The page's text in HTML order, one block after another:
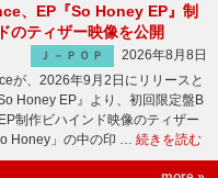
、EP『So Honey EP』制
のティザー映像を公開
Ｊ－ＰＯＰ
2026年8月8日
が、2026年9月2日にリリースと
Honey EP』より、初回限定盤B
制作ビハインド映像のティザー
Honey」の中の印 … 続きを読む